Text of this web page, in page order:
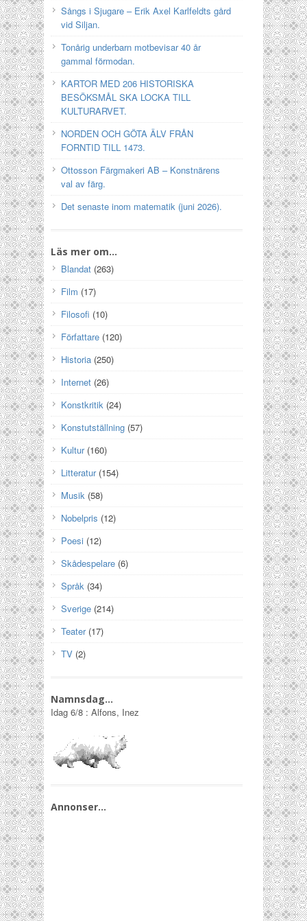
Sångs i Sjugare – Erik Axel Karlfeldts gård
vid Siljan.
Tonårig underbarn motbevisar 40 år
gammal förmodan.
KARTOR MED 206 HISTORISKA
BESÖKSMÅL SKA LOCKA TILL
KULTURARVET.
NORDEN OCH GÖTA ÄLV FRÅN
FORNTID TILL 1473.
Ottosson Färgmakeri AB – Konstnärens
val av färg.
Det senaste inom matematik (juni 2026).
Läs mer om…
Blandat (263)
Film (17)
Filosofi (10)
Författare (120)
Historia (250)
Internet (26)
Konstkritik (24)
Konstutställning (57)
Kultur(160)
Litteratur(154)
Musik (58)
Nobelpris (12)
Poesi (12)
Skådespelare (6)
Språk (34)
Sverige (214)
Teater(17)
TV (2)
Namnsdag…
Idag 6/8 : Alfons, Inez
Annonser…